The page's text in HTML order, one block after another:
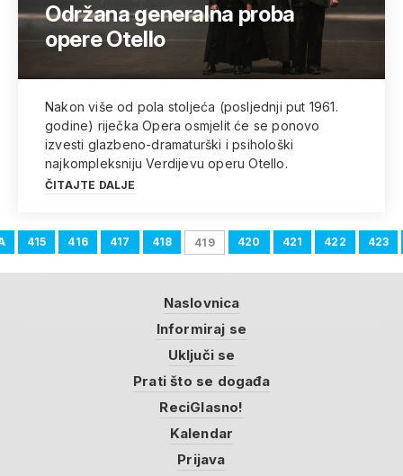
Održana generalna proba
opere Otello
Nakon više od pola stoljeća (posljednji put 1961.
godine) riječka Opera osmjelit će se ponovo
izvesti glazbeno-dramaturški i psihološki
najkompleksniju Verdijevu operu Otello.
ČITAJTE DALJE
415 416 417 418 419 420 421 422 423
Naslovnica
Informiraj se
Uključi se
Prati što se događa
ReciGlasno!
Kalendar
Prijava